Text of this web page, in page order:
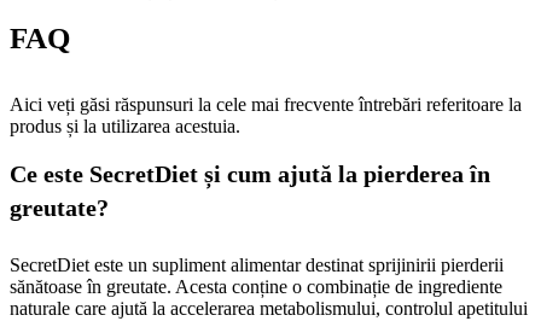
FAQ
Aici veți găsi răspunsuri la cele mai frecvente întrebări referitoare la
produs și la utilizarea acestuia.
Ce este SecretDiet și cum ajută la pierderea în
greutate?
SecretDiet este un supliment alimentar destinat sprijinirii pierderii
sănătoase în greutate. Acesta conține o combinație de ingrediente
naturale care ajută la accelerarea metabolismului, controlul apetitului